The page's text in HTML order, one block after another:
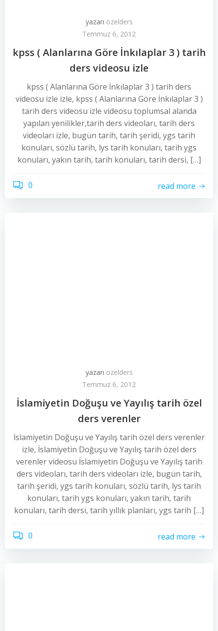
yazarı ozelders
Temmuz 6, 2012
kpss ( Alanlarına Göre İnkılaplar 3 ) tarih
ders videosu izle
kpss ( Alanlarına Göre İnkılaplar 3 ) tarih ders
videosu izle izle, kpss ( Alanlarına Göre İnkılaplar 3 )
tarih ders videosu izle videosu toplumsal alanda
yapılan yenilikler,tarih ders videoları, tarih ders
videoları izle, bugün tarih, tarih şeridi, ygs tarih
konuları, sözlü tarih, lys tarih konuları, tarih ygs
konuları, yakın tarih, tarih konuları, tarih dersi, […]
0 read more
yazarı ozelders
Temmuz 6, 2012
İslamiyetin Doğuşu ve Yayılış tarih özel
ders verenler
İslamiyetin Doğuşu ve Yayılış tarih özel ders verenler
izle, İslamiyetin Doğuşu ve Yayılış tarih özel ders
verenler videosu İslamiyetin Doğuşu ve Yayılış tarih
ders videoları, tarih ders videoları izle, bugün tarih,
tarih şeridi, ygs tarih konuları, sözlü tarih, lys tarih
konuları, tarih ygs konuları, yakın tarih, tarih
konuları, tarih dersi, tarih yıllık planları, ygs tarih […]
0 read more